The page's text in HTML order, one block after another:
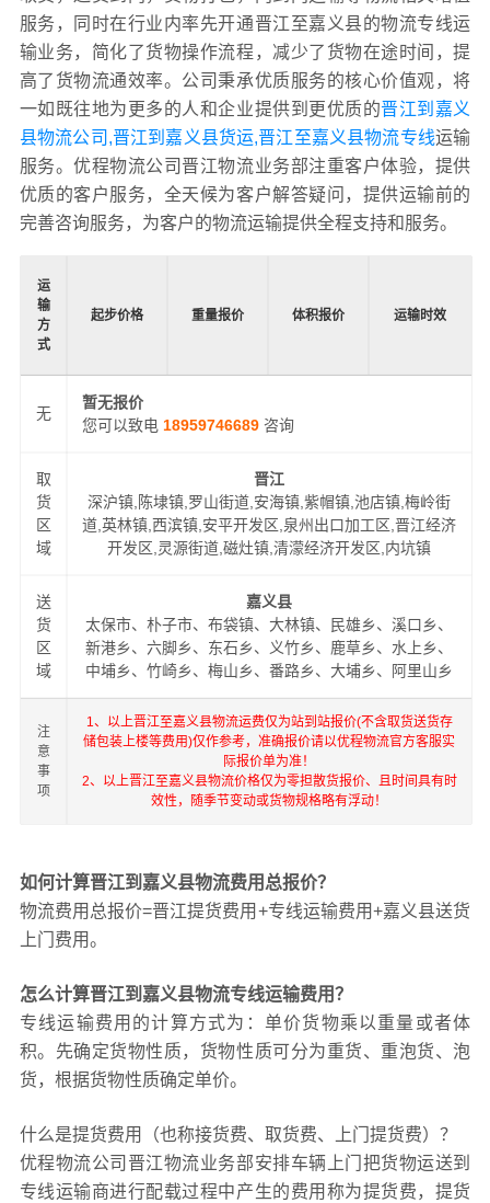
服务，同时在行业内率先开通晋江至嘉义县的物流专线运
输业务，简化了货物操作流程，减少了货物在途时间，提
高了货物流通效率。公司秉承优质服务的核心价值观，将
一如既往地为更多的人和企业提供到更优质的晋江到嘉义
县物流公司,晋江到嘉义县货运,晋江至嘉义县物流专线运输
服务。优程物流公司晋江物流业务部注重客户体验，提供
优质的客户服务，全天候为客户解答疑问，提供运输前的
完善咨询服务，为客户的物流运输提供全程支持和服务。
运
输
方
式
起步价格 重量报价 体积报价 运输时效
无
暂无报价
您可以致电 18959746689 咨询
取
货
区
域
晋江
深沪镇,陈埭镇,罗山街道,安海镇,紫帽镇,池店镇,梅岭街
道,英林镇,西滨镇,安平开发区,泉州出口加工区,晋江经济
开发区,灵源街道,磁灶镇,清濛经济开发区,内坑镇
送
货
区
域
嘉义县
太保市、朴子市、布袋镇、大林镇、民雄乡、溪口乡、
新港乡、六脚乡、东石乡、义竹乡、鹿草乡、水上乡、
中埔乡、竹崎乡、梅山乡、番路乡、大埔乡、阿里山乡
注
意
事
项
1、以上晋江至嘉义县物流运费仅为站到站报价(不含取货送货存
储包装上楼等费用)仅作参考，准确报价请以优程物流官方客服实
际报价单为准！
2、以上晋江至嘉义县物流价格仅为零担散货报价、且时间具有时
效性，随季节变动或货物规格略有浮动！
如何计算晋江到嘉义县物流费用总报价？
物流费用总报价=晋江提货费用+专线运输费用+嘉义县送货
上门费用。
怎么计算晋江到嘉义县物流专线运输费用？
专线运输费用的计算方式为：单价货物乘以重量或者体
积。先确定货物性质，货物性质可分为重货、重泡货、泡
货，根据货物性质确定单价。
什么是提货费用（也称接货费、取货费、上门提货费）？
优程物流公司晋江物流业务部安排车辆上门把货物运送到
专线运输商进行配载过程中产生的费用称为提货费，提货